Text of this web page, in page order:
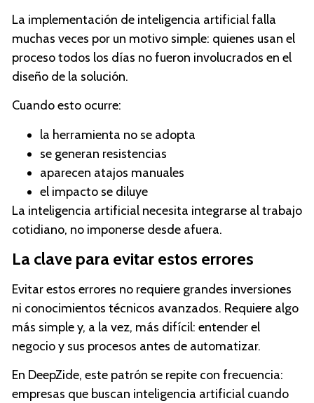
La implementación de inteligencia artificial falla
muchas veces por un motivo simple: quienes usan el
proceso todos los días no fueron involucrados en el
diseño de la solución.
Cuando esto ocurre:
la herramienta no se adopta
se generan resistencias
aparecen atajos manuales
el impacto se diluye
La inteligencia artificial necesita integrarse al trabajo
cotidiano, no imponerse desde afuera.
La clave para evitar estos errores
Evitar estos errores no requiere grandes inversiones
ni conocimientos técnicos avanzados. Requiere algo
más simple y, a la vez, más difícil: entender el
negocio y sus procesos antes de automatizar.
En DeepZide, este patrón se repite con frecuencia:
empresas que buscan inteligencia artificial cuando